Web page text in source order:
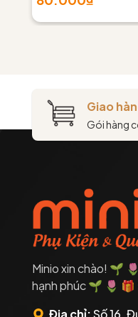
Giao
Gói hàng
Minio xin chào! 🌱
hạnh phúc 🌱 🌷 🎁
Địa chỉ:Số 16,